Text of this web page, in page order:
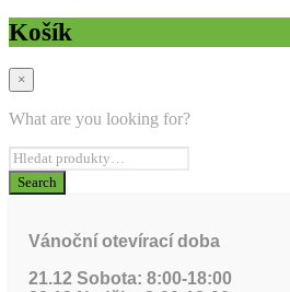
Košík
×
What are you looking for?
Vánoční otevírací doba
21.12 Sobota: 8:00-18:00